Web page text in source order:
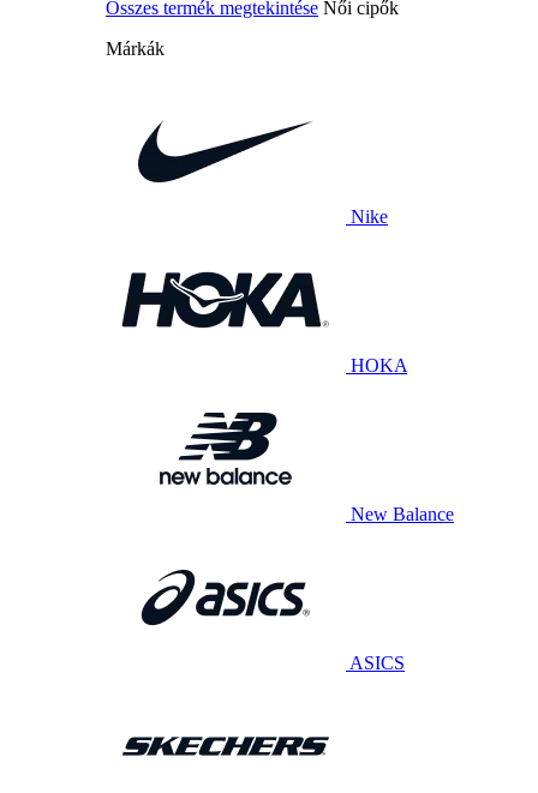
Összes termék megtekintése Női cipők
Márkák
Nike
HOKA
New Balance
ASICS